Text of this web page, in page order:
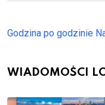
Godzina po godzinie
WIADOMOŚCI